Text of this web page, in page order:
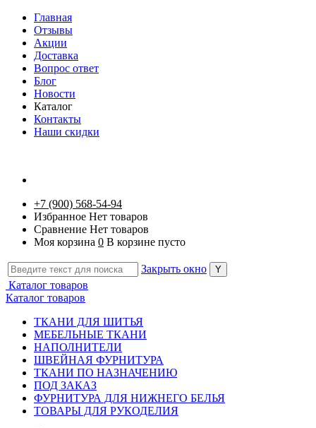
Главная
Отзывы
Акции
Доставка
Вопрос ответ
Блог
Новости
Каталог
Контакты
Наши скидки
+7 (900) 568-54-94
Избранное Нет товаров
Сравнение Нет товаров
Моя корзина 0 В корзине пусто
Закрыть окно
Каталог товаров
Каталог товаров
ТКАНИ ДЛЯ ШИТЬЯ
МЕБЕЛЬНЫЕ ТКАНИ
НАПОЛНИТЕЛИ
ШВЕЙНАЯ ФУРНИТУРА
ТКАНИ ПО НАЗНАЧЕНИЮ
ПОД ЗАКАЗ
ФУРНИТУРА ДЛЯ НИЖНЕГО БЕЛЬЯ
ТОВАРЫ ДЛЯ РУКОДЕЛИЯ